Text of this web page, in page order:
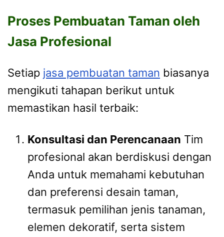
Proses Pembuatan Taman oleh
Jasa Profesional
Setiap jasa pembuatan taman biasanya
mengikuti tahapan berikut untuk
memastikan hasil terbaik:
Konsultasi dan Perencanaan Tim
profesional akan berdiskusi dengan
Anda untuk memahami kebutuhan
dan preferensi desain taman,
termasuk pemilihan jenis tanaman,
elemen dekoratif, serta sistem